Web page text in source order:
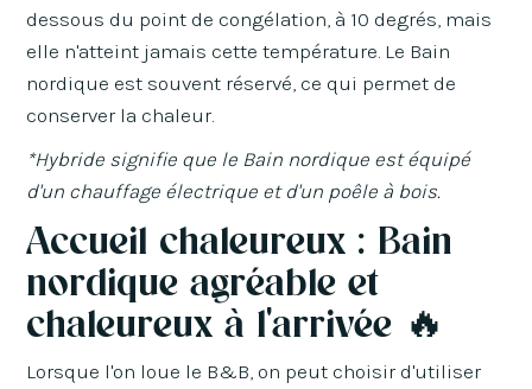
dessous du point de congélation, à 10 degrés, mais
elle n'atteint jamais cette température. Le Bain
nordique est souvent réservé, ce qui permet de
conserver la chaleur.
*Hybride signifie que le Bain nordique est équipé
d'un chauffage électrique et d'un poêle à bois.
Accueil chaleureux : Bain
nordique agréable et
chaleureux à l'arrivée 🔥
Lorsque l'on loue le B&B, on peut choisir d'utiliser